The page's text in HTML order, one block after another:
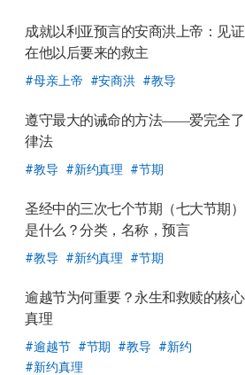
成就以利亚预言的安商洪上帝：见证
在他以后要来的救主
母亲上帝 安商洪 教导
遵守最大的诫命的方法——爱完全了
律法
教导 新约真理 节期
圣经中的三次七个节期 （七大节期）
是什么？分类，名称，预言
教导 新约真理 节期
逾越节为何重要？ 永生和救赎的核心
真理
逾越节 节期 教导
新约
新约真理